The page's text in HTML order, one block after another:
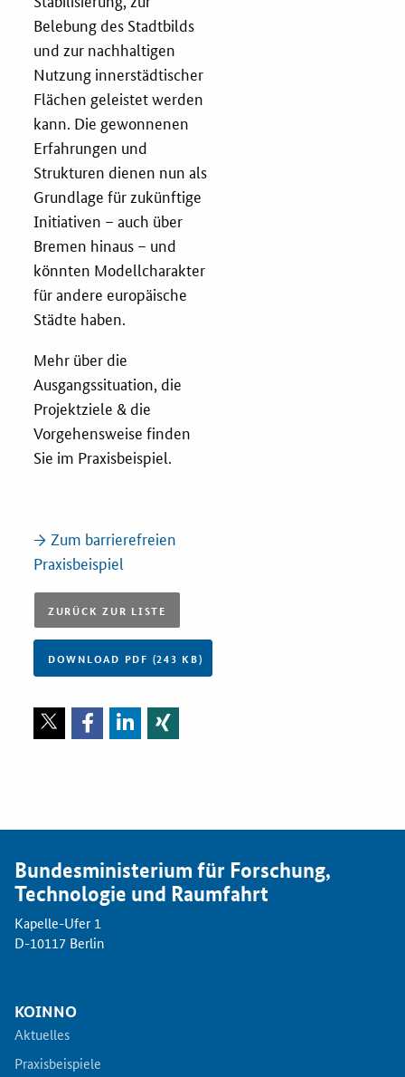
Belebung des Stadtbilds
und zur nachhaltigen
Nutzung innerstädtischer
Flächen geleistet werden
kann. Die gewonnenen
Erfahrungen und
Strukturen dienen nun als
Grundlage für zukünftige
Initiativen – auch über
Bremen hinaus – und
könnten Modellcharakter
für andere europäische
Städte haben.
Mehr über die
Ausgangssituation, die
Projektziele & die
Vorgehensweise finden
Sie im Praxisbeispiel.
→ Zum barrierefreien
Praxisbeispiel
ZURÜCK ZUR LISTE
DOWNLOAD PDF (243 KB)
Bundesministerium für Forschung,
Technologie und Raumfahrt
Kapelle-Ufer 1
D-10117 Berlin
KOINNO
Aktuelles
Praxisbeispiele